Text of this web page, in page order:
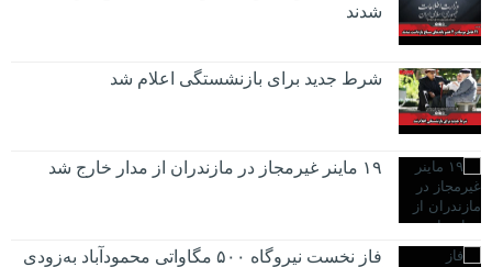
شدند
شرط جدید برای بازنشستگی اعلام شد
۱۹ ماینر غیرمجاز در مازندران از مدار خارج شد
فاز نخست نیروگاه ۵۰۰ مگاواتی محمودآباد به‌زودی